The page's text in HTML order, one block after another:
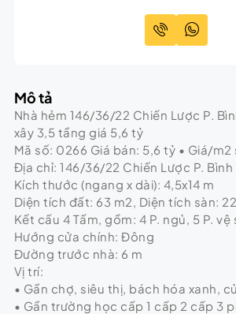
Mô tả
Nhà hẻm 146/36/22 Chiến Lược P.
xây 3,5 tầng giá 5,6 tỷ
Mã số: 0266 Giá bán: 5,6 tỷ • Giá/
Địa chỉ: 146/36/22 Chiến Lược P. Bình
Kích thước (ngang x dài): 4,5x14 m
Diện tích đất: 63 m2, Diện tích sàn:
Kết cấu 4 Tấm, gồm: 4 P. ngủ, 5 P. vệ
Hướng cửa chính: Đông
Đường trước nhà: 6 m
Vị trí:
• Gần chợ, siêu thị, bách hóa xanh,
• Gần trường học cấp 1 cấp 2 cấp 3